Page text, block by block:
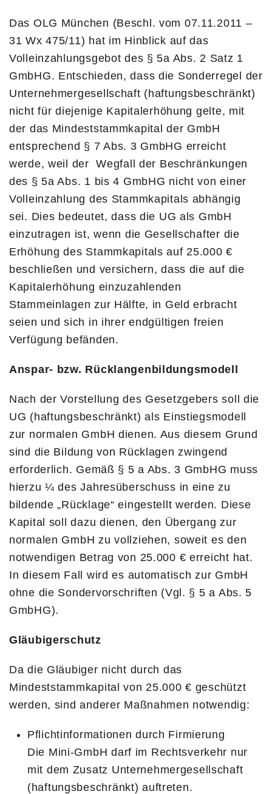
Das OLG München (Beschl. vom 07.11.2011 –
31 Wx 475/11) hat im Hinblick auf das
Volleinzahlungsgebot des § 5a Abs. 2 Satz 1
GmbHG. Entschieden, dass die Sonderregel der
Unternehmergesellschaft (haftungsbeschränkt)
nicht für diejenige Kapitalerhöhung gelte, mit
der das Mindeststammkapital der GmbH
entsprechend § 7 Abs. 3 GmbHG erreicht
werde, weil der Wegfall der Beschränkungen
des § 5a Abs. 1 bis 4 GmbHG nicht von einer
Volleinzahlung des Stammkapitals abhängig
sei. Dies bedeutet, dass die UG als GmbH
einzutragen ist, wenn die Gesellschafter die
Erhöhung des Stammkapitals auf 25.000 €
beschließen und versichern, dass die auf die
Kapitalerhöhung einzuzahlenden
Stammeinlagen zur Hälfte, in Geld erbracht
seien und sich in ihrer endgültigen freien
Verfügung befänden.
Anspar- bzw. Rücklangenbildungsmodell
Nach der Vorstellung des Gesetzgebers soll die
UG (haftungsbeschränkt) als Einstiegsmodell
zur normalen GmbH dienen. Aus diesem Grund
sind die Bildung von Rücklagen zwingend
erforderlich. Gemäß § 5 a Abs. 3 GmbHG muss
hierzu ¼ des Jahresüberschuss in eine zu
bildende „Rücklage“ eingestellt werden. Diese
Kapital soll dazu dienen, den Übergang zur
normalen GmbH zu vollziehen, soweit es den
notwendigen Betrag von 25.000 € erreicht hat.
In diesem Fall wird es automatisch zur GmbH
ohne die Sondervorschriften (Vgl. § 5 a Abs. 5
GmbHG).
Gläubigerschutz
Da die Gläubiger nicht durch das
Mindeststammkapital von 25.000 € geschützt
werden, sind anderer Maßnahmen notwendig:
Pflichtinformationen durch Firmierung
Die Mini-GmbH darf im Rechtsverkehr nur
mit dem Zusatz Unternehmergesellschaft
(haftungsbeschränkt) auftreten.